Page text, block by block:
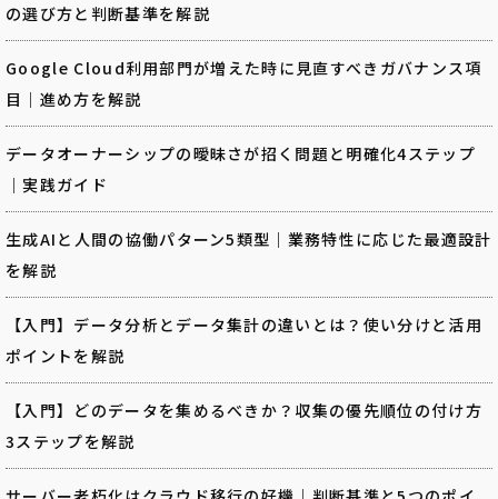
の選び方と判断基準を解説
Google Cloud利用部門が増えた時に見直すべきガバナンス項
目｜進め方を解説
データオーナーシップの曖昧さが招く問題と明確化4ステップ
｜実践ガイド
生成AIと人間の協働パターン5類型｜業務特性に応じた最適設計
を解説
【入門】データ分析とデータ集計の違いとは？使い分けと活用
ポイントを解説
【入門】どのデータを集めるべきか？収集の優先順位の付け方
3ステップを解説